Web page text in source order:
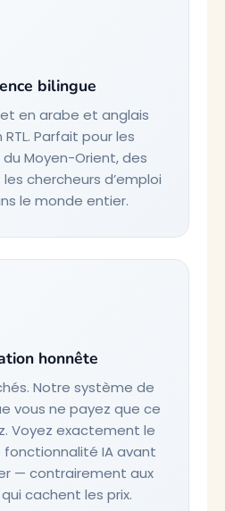
bilingue
en arabe et anglais
Parfait pour les
Moyen-Orient, des
chercheurs d’emploi
le monde entier.
honnête
Notre système de
vous ne payez que ce
Voyez exactement le
IA avant
— contrairement aux
cachent les prix.